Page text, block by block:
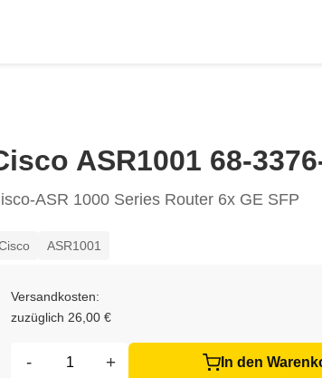
ASR1001 68-
ASR 1000 Series Router 6x GE SFP
ASR1001
Versandkosten:
zuzüglich 26,00 €
- + In den